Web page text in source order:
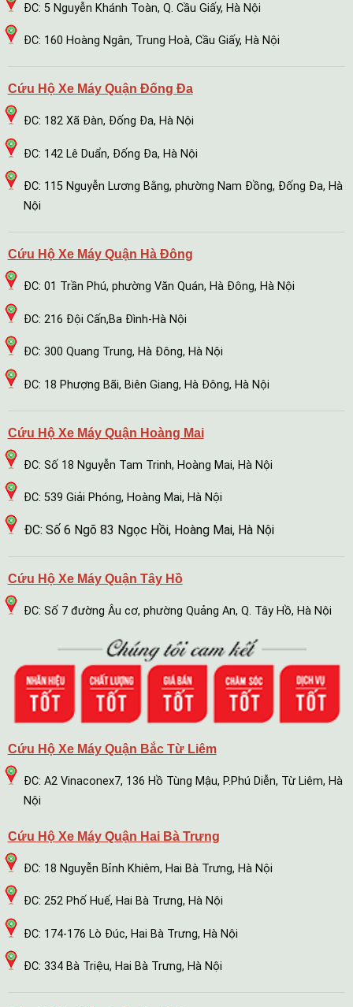
ĐC: 5 Nguyễn Khánh Toàn, Q. Cầu Giấy, Hà Nội
ĐC: 160 Hoàng Ngân, Trung Hoà, Cầu Giấy, Hà Nội
Cứu Hộ Xe Máy Quận Đống Đa
ĐC: 182 Xã Đàn, Đống Đa, Hà Nội
ĐC: 142 Lê Duẩn, Đống Đa, Hà Nội
ĐC: 115 Nguyễn Lương Bằng, phường Nam Đồng, Đống Đa, Hà
Nội
Cứu Hộ Xe Máy Quận Hà Đông
ĐC: 01 Trần Phú, phường Văn Quán, Hà Đông, Hà Nội
ĐC: 216 Đội Cấn,Ba Đình-Hà Nội
ĐC: 300 Quang Trung, Hà Đông, Hà Nội
ĐC: 18 Phượng Bãi, Biên Giang, Hà Đông, Hà Nội
Cứu Hộ Xe Máy Quận Hoàng Mai
ĐC: Số 18 Nguyễn Tam Trinh, Hoàng Mai, Hà Nội
ĐC: 539 Giải Phóng, Hoàng Mai, Hà Nội
ĐC: Số 6 Ngõ 83 Ngọc Hồi, Hoàng Mai, Hà Nội
Cứu Hộ Xe Máy Quận Tây Hồ
ĐC: Số 7 đường Âu cơ, phường Quảng An, Q. Tây Hồ, Hà Nội
Cứu Hộ Xe Máy Quận Bắc Từ Liêm
ĐC: A2 Vinaconex7, 136 Hồ Tùng Mậu, P.Phú Diễn, Từ Liêm, Hà
Nội
Cứu Hộ Xe Máy Quận Hai Bà Trưng
ĐC: 18 Nguyễn Bỉnh Khiêm, Hai Bà Trưng, Hà Nội
ĐC: 252 Phố Huế, Hai Bà Trưng, Hà Nội
ĐC: 174-176 Lò Đúc, Hai Bà Trưng, Hà Nội
ĐC: 334 Bà Triệu, Hai Bà Trưng, Hà Nội